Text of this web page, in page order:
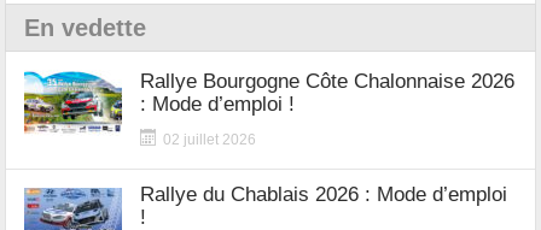
En vedette
Rallye Bourgogne Côte Chalonnaise 2026
: Mode d’emploi !
02 juillet 2026
Rallye du Chablais 2026 : Mode d’emploi
!